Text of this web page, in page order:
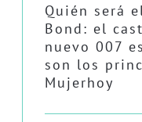
Quién será
Bond: el
nuevo 007
son los
Mujerhoy